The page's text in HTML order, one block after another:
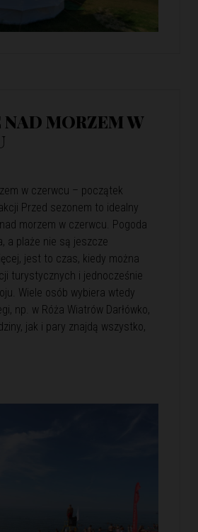
NAD MORZEM W
w czerwcu – początek
Przed sezonem to idealny
morzem w czerwcu. Pogoda
a plaże nie są jeszcze
jest to czas, kiedy można
turystycznych i jednocześnie
Wiele osób wybiera wtedy
np. w Róża Wiatrów Darłówko,
jak i pary znajdą wszystko,